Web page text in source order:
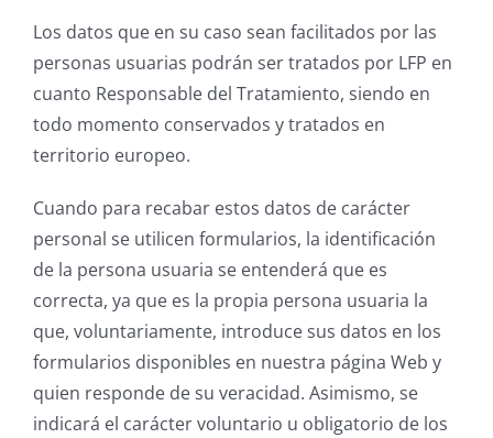
Los datos que en su caso sean facilitados por las
personas usuarias podrán ser tratados por LFP en
cuanto Responsable del Tratamiento, siendo en
todo momento conservados y tratados en
territorio europeo.
Cuando para recabar estos datos de carácter
personal se utilicen formularios, la identificación
de la persona usuaria se entenderá que es
correcta, ya que es la propia persona usuaria la
que, voluntariamente, introduce sus datos en los
formularios disponibles en nuestra página Web y
quien responde de su veracidad. Asimismo, se
indicará el carácter voluntario u obligatorio de los